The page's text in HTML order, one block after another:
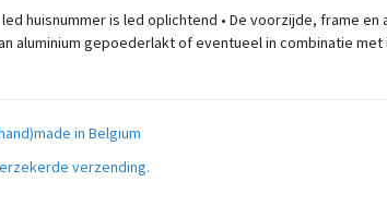
huisnummer is led oplichtend • De voorzijde, frame en
aluminium gepoederlakt of eventueel in combinatie
in Belgium
verzending.